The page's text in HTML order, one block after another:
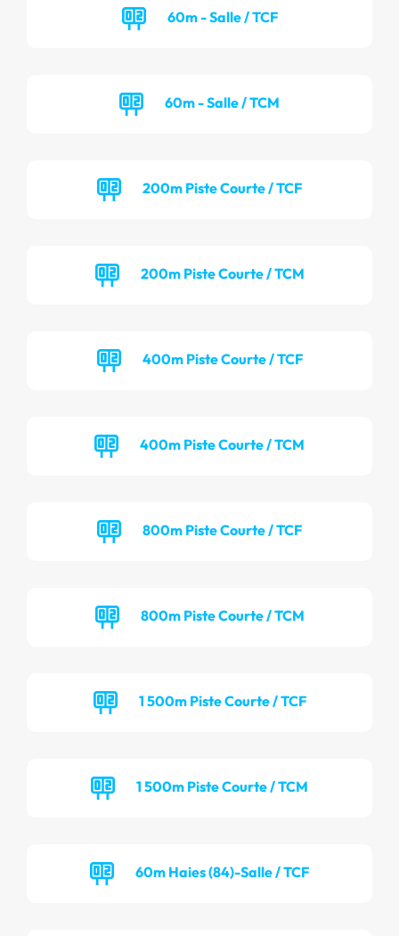
60m - Salle / TCF
60m - Salle / TCM
200m Piste Courte / TCF
200m Piste Courte / TCM
400m Piste Courte / TCF
400m Piste Courte / TCM
800m Piste Courte / TCF
800m Piste Courte / TCM
1 500m Piste Courte / TCF
1 500m Piste Courte / TCM
60m Haies (84)-Salle / TCF